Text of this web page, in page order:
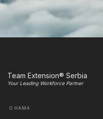
Team Extension® Serbia
Your Leading Workforce Partner
О НАМА